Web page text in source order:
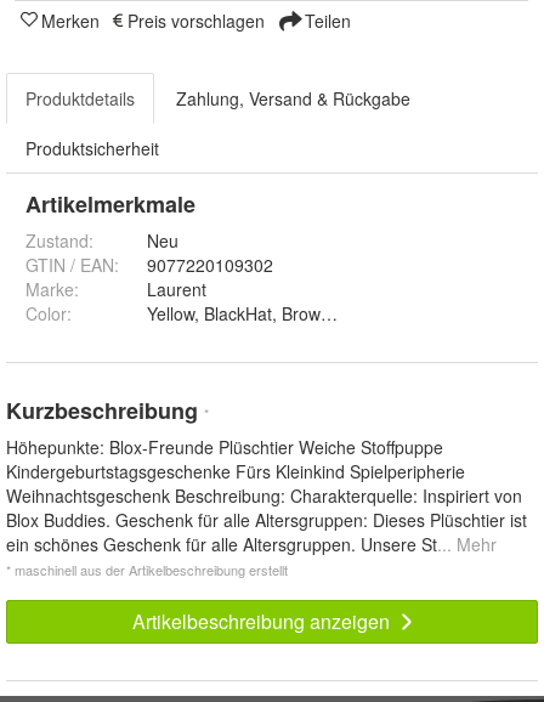
Merken Preis vorschlagen Teilen
Produktdetails Zahlung, Versand & Rückgabe
Produktsicherheit
Artikelmerkmale
Zustand:
Neu
GTIN / EAN:
9077220109302
Marke:
Laurent
Color:
Kurzbeschreibung *
Höhepunkte: Blox-Freunde Plüschtier Weiche Stoffpuppe
Kindergeburtstagsgeschenke Fürs Kleinkind Spielperipherie
Weihnachtsgeschenk Beschreibung: Charakterquelle: Inspiriert von
Blox Buddies. Geschenk für alle Altersgruppen: Dieses Plüschtier ist
ein schönes Geschenk für alle Altersgruppen. Unsere St... Mehr
* maschinell aus der Artikelbeschreibung erstellt
Artikelbeschreibung anzeigen